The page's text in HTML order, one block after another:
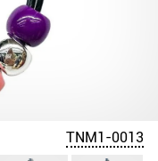
TNM1-0013